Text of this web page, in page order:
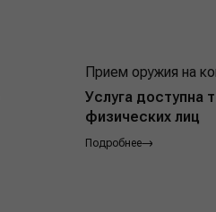
Прием оружия на
Услуга доступна
физических лиц
Подробнее